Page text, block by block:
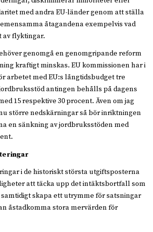
med andra EU-länder genom att ställa
åtagandena exempelvis vad
av flyktingar.
genomgå en genomgripande reform
kraftigt minskas. EU kommissionen har i
arbetet med EU:s långtidsbudget tre
antingen behålls på dagens
15 respektive 30 procent. Även om jag
större nedskärningar så bör inriktningen
en sänkning av jordbruksstöden med
i de historiskt största utgiftsposterna
att täcka upp det intäktsbortfall som
skapa ett utrymme för satsningar
åstadkomma stora mervärden för